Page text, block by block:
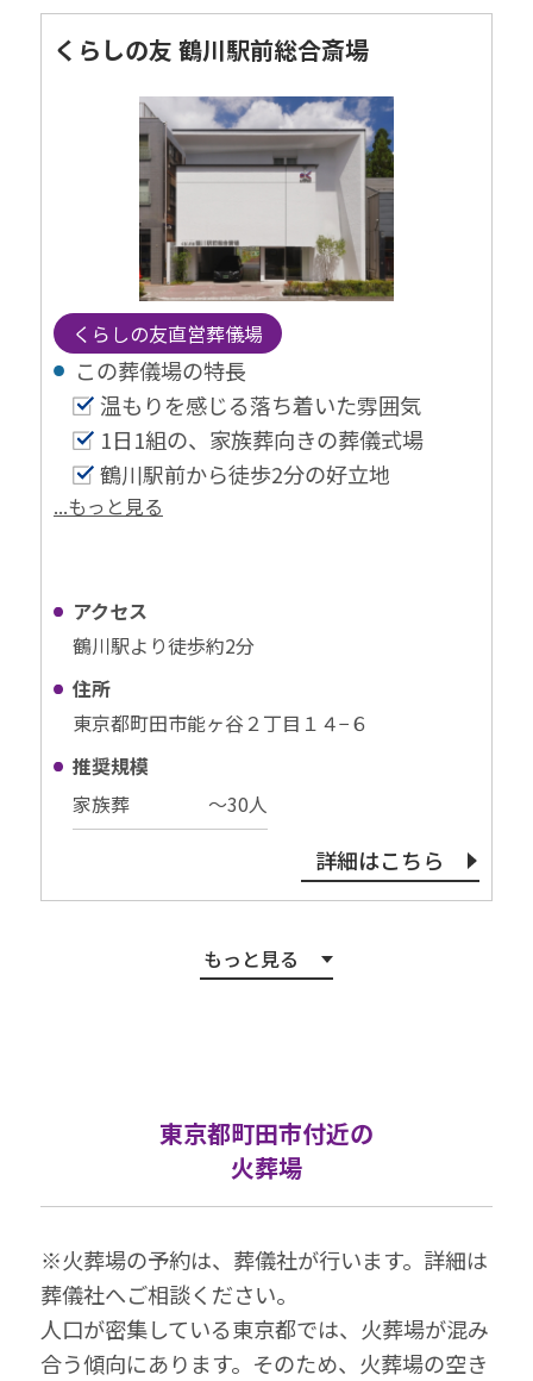
くらしの友 鶴川駅前総合斎場
くらしの友直営葬儀場
この葬儀場の特⻑
温もりを感じる落ち着いた雰囲気
1日1組の、家族葬向きの葬儀式場
鶴川駅前から徒歩2分の好立地
...もっと見る
アクセス
鶴川駅より徒歩約2分
住所
東京都町田市能ヶ谷２丁目１４−６
推奨規模
家族葬
〜30⼈
詳細はこちら
もっと見る
東京都町田市付近の
火葬場
※⽕葬場の予約は、葬儀社が⾏います。詳細は
葬儀社へご相談ください。
⼈⼝が密集している東京都では、⽕葬場が混み
合う傾向にあります。そのため、⽕葬場の空き